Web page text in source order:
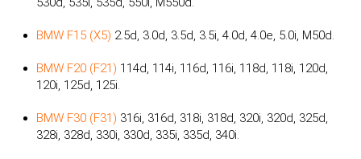
BMW F15 (X5) 2.5d, 3.0d, 3.5d, 3.5i, 4.0d, 4.0e, 5.0i, M50d.
BMW F20 (F21) 114d, 114i, 116d, 116i, 118d, 118i, 120d,
120i, 125d, 125i.
BMW F30 (F31) 316i, 316d, 318i, 318d, 320i, 320d, 325d,
328i, 328d, 330i, 330d, 335i, 335d, 340i.